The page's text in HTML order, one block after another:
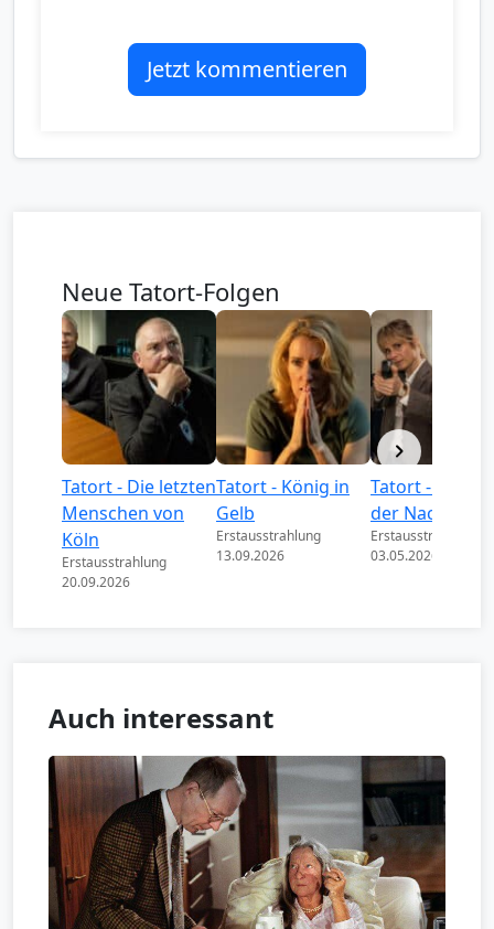
Jetzt kommentieren
Neue Tatort-Folgen
Tatort - Die letzten
Menschen von
Köln
Erstausstrahlung
20.09.2026
Tatort - König in
Gelb
Erstausstrahlung
13.09.2026
Tatort - Könige
der Nacht
Erstausstrahlung
03.05.2026
Auch interessant